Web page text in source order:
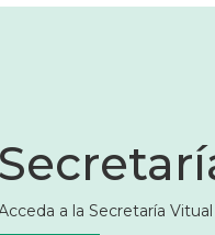
a la Secretaría